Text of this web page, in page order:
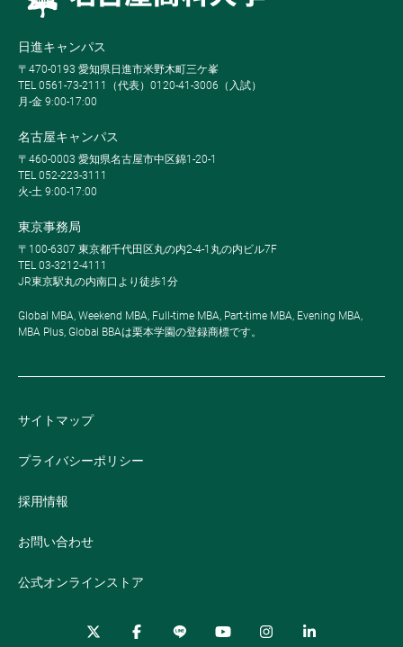
日進キャンパス
〒470-0193 愛知県日進市米野木町三ケ峯
TEL 0561-73-2111（代表）0120-41-3006（入試）
月-金 9:00-17:00
名古屋キャンパス
〒460-0003 愛知県名古屋市中区錦1-20-1
TEL 052-223-3111
火-土 9:00-17:00
東京事務局
〒100-6307 東京都千代田区丸の内2-4-1丸の内ビル7F
TEL 03-3212-4111
JR東京駅丸の内南口より徒歩1分
Global MBA, Weekend MBA, Full-time MBA, Part-time MBA, Evening MBA,
MBA Plus, Global BBAは栗本学園の登録商標です。
サイトマップ
プライバシーポリシー
採用情報
お問い合わせ
公式オンラインストア